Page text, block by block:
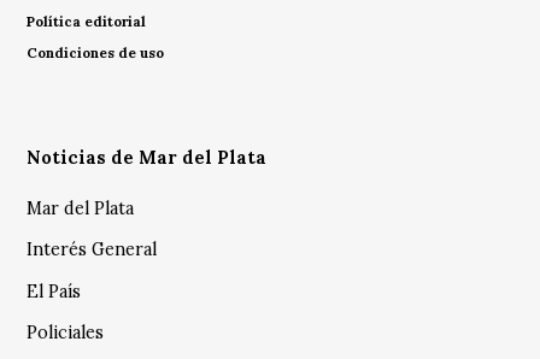
Política editorial
Condiciones de uso
Noticias de Mar del Plata
Mar del Plata
Interés General
El País
Policiales